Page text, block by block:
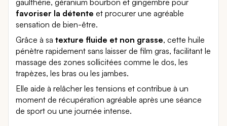
favoriser la détente et procurer une agréable
sensation de bien-être.
Grâce à sa texture fluide et non grasse, cette huile
pénètre rapidement sans laisser de film gras, facilitant le
massage des zones sollicitées comme le dos, les
trapèzes, les bras ou les jambes.
Elle aide à relâcher les tensions et contribue à un
moment de récupération agréable après une séance
de sport ou une journée intense.